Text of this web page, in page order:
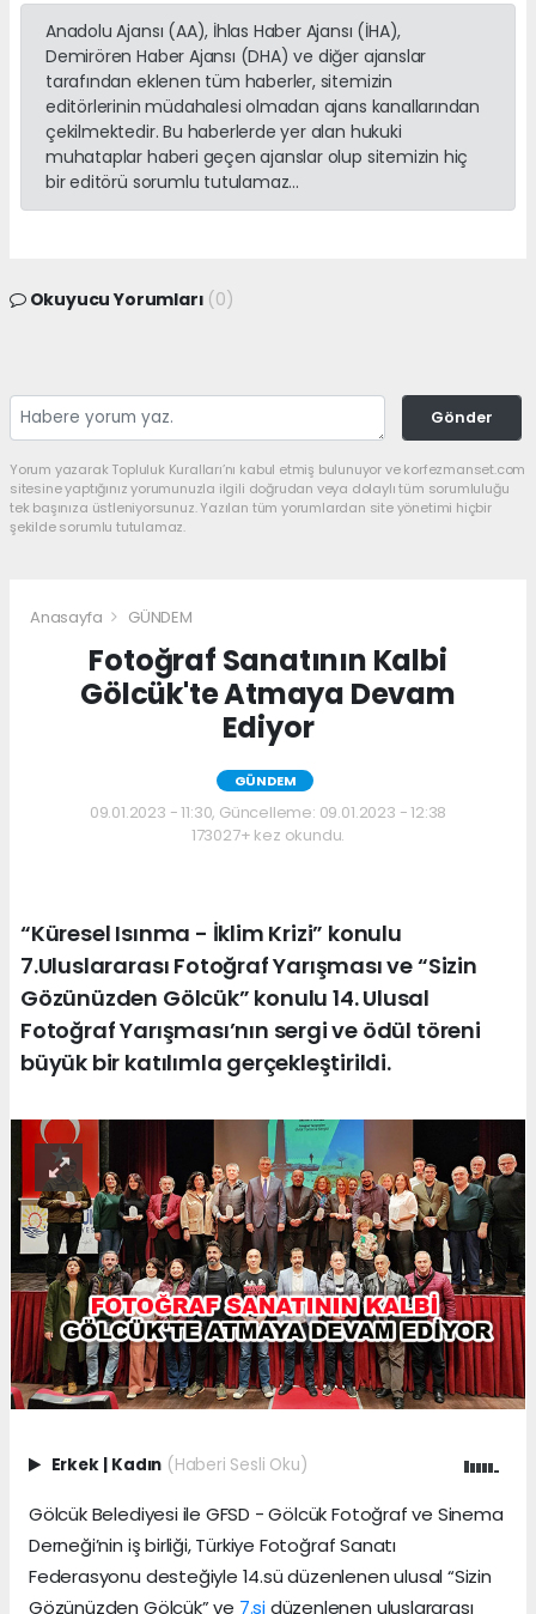
Anadolu Ajansı (AA), İhlas Haber Ajansı (İHA),
Demirören Haber Ajansı (DHA) ve diğer ajanslar
tarafından eklenen tüm haberler, sitemizin
editörlerinin müdahalesi olmadan ajans kanallarından
çekilmektedir. Bu haberlerde yer alan hukuki
muhataplar haberi geçen ajanslar olup sitemizin hiç
bir editörü sorumlu tutulamaz...
Okuyucu Yorumları (0)
Gönder
Yorum yazarak Topluluk Kuralları’nı kabul etmiş bulunuyor ve korfezmanset.com
sitesine yaptığınız yorumunuzla ilgili doğrudan veya dolaylı tüm sorumluluğu
tek başınıza üstleniyorsunuz. Yazılan tüm yorumlardan site yönetimi hiçbir
şekilde sorumlu tutulamaz.
Anasayfa GÜNDEM
Fotoğraf Sanatının Kalbi
Gölcük'te Atmaya Devam
Ediyor
GÜNDEM
09.01.2023 - 11:30, Güncelleme: 09.01.2023 - 12:38
173027+ kez okundu.
“Küresel Isınma - İklim Krizi” konulu
7.Uluslararası Fotoğraf Yarışması ve “Sizin
Gözünüzden Gölcük” konulu 14. Ulusal
Fotoğraf Yarışması’nın sergi ve ödül töreni
büyük bir katılımla gerçekleştirildi.
Erkek | Kadın (Haberi Sesli Oku)
Gölcük Belediyesi ile GFSD - Gölcük Fotoğraf ve Sinema
Derneği’nin iş birliği, Türkiye Fotoğraf Sanatı
Federasyonu desteğiyle 14.sü düzenlenen ulusal “Sizin
Gözünüzden Gölcük” ve 7.sidüzenlenen uluslararası